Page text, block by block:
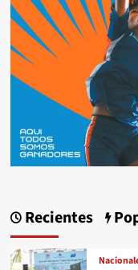
Recientes